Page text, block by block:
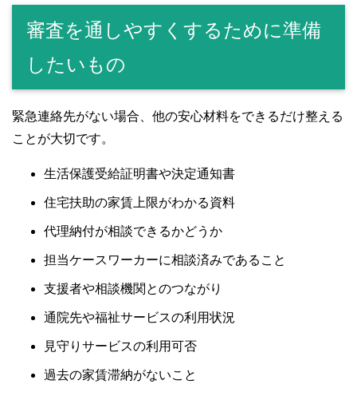
審査を通しやすくするために準備
したいもの
緊急連絡先がない場合、他の安心材料をできるだけ整える
ことが大切です。
生活保護受給証明書や決定通知書
住宅扶助の家賃上限がわかる資料
代理納付が相談できるかどうか
担当ケースワーカーに相談済みであること
支援者や相談機関とのつながり
通院先や福祉サービスの利用状況
見守りサービスの利用可否
過去の家賃滞納がないこと